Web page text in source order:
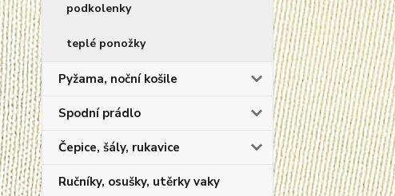
podkolenky
teplé ponožky
Pyžama, noční košile
Spodní prádlo
Čepice, šály, rukavice
Ručníky, osušky, utěrky vaky